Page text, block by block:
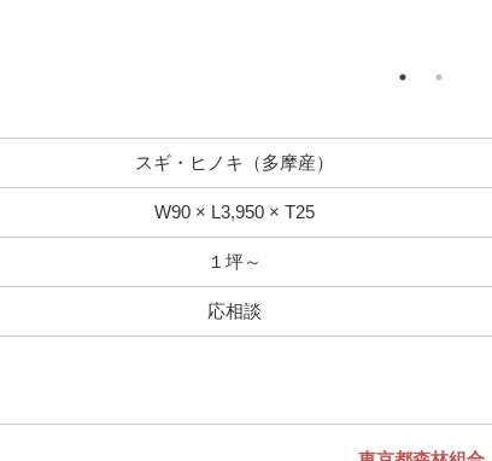
スギ・ヒノキ（多摩産）
W90 × L3,950 × T25
１坪～
応相談